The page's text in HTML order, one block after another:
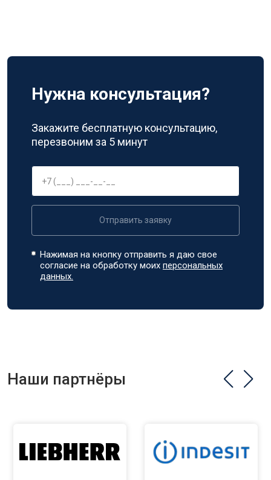
Нужна консультация?
Закажите бесплатную консультацию,
перезвоним за 5 минут
Отправить заявку
Нажимая на кнопку отправить я даю свое
согласие на обработку моихперсональных
данных.
Наши партнёры